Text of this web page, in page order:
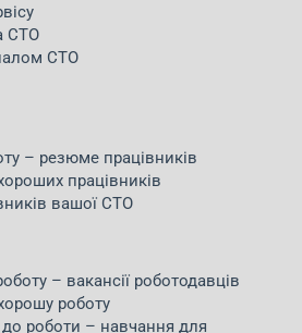
СТО
СТО
– резюме працівників
працівників
вашої СТО
– вакансії роботодавців
роботу
роботи – навчання для